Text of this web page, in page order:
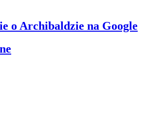
o Archibaldzie na Google